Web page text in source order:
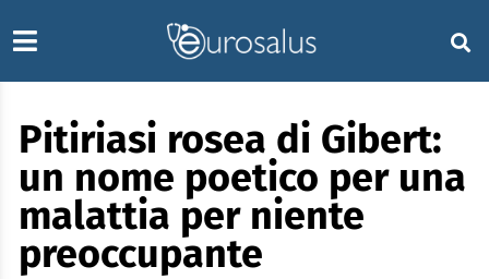
Pitiriasi rosea di Gibert:
un nome poetico per una
malattia per niente
preoccupante